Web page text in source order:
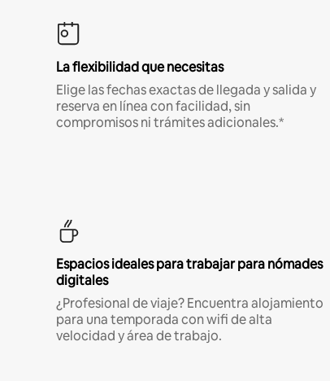
La flexibilidad que necesitas
Elige las fechas exactas de llegada y salida y
reserva en línea con facilidad, sin
compromisos ni trámites adicionales.*
Espacios ideales para trabajar para nómades
digitales
¿Profesional de viaje? Encuentra alojamiento
para una temporada con wifi de alta
velocidad y área de trabajo.